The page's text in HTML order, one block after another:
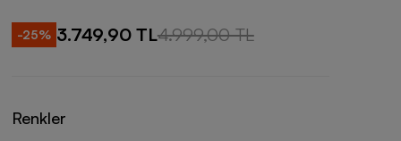
-25% 3.749,90 TL4.999,00 TL
Renkler